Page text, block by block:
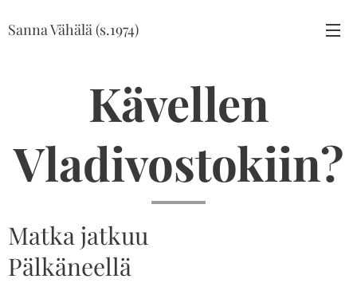
Sanna Vähälä (s.1974)
Kävellen
Vladivostokiin?
Matka jatkuu
Pälkäneellä